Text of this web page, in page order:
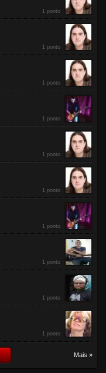
1 ponto
1 ponto
1 ponto
1 ponto
1 ponto
1 ponto
1 ponto
1 ponto
1 ponto
1 ponto
Mais »